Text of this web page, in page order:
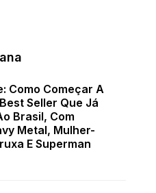
Como Começar A
Seller Que Já
Brasil, Com
Metal, Mulher-
E Superman